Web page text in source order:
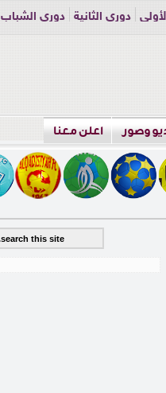
دوري الثانية
دوري الشباب
وصور اعلن معنا